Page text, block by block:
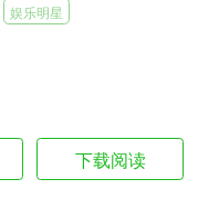
娱乐明星
下载阅读